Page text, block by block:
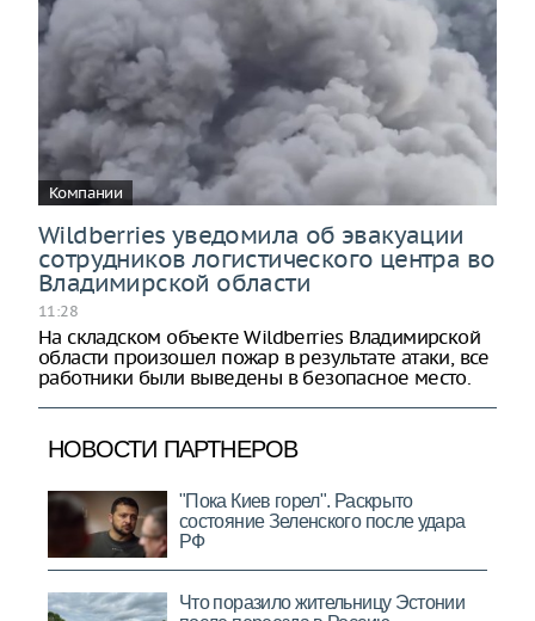
Компании
Wildberries уведомила об эвакуации
сотрудников логистического центра во
Владимирской области
11:28
На складском объекте Wildberries Владимирской
области произошел пожар в результате атаки, все
работники были выведены в безопасное место.